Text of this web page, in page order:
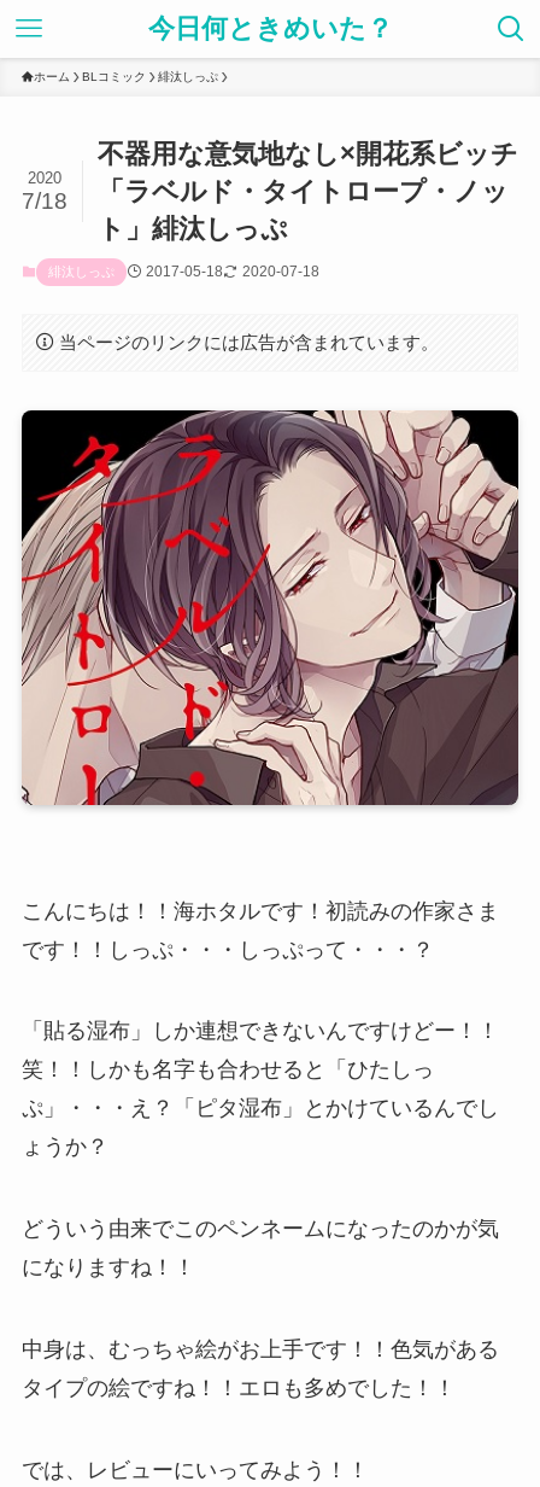
今日何ときめいた？
ホーム BLコミック 緋汰しっぷ
不器用な意気地なし×開花系ビッチ
「ラベルド・タイトロープ・ノッ
ト」緋汰しっぷ
2020
7/18
緋汰しっぷ 2017-05-18 2020-07-18
当ページのリンクには広告が含まれています。
こんにちは！！海ホタルです！初読みの作家さま
です！！しっぷ・・・しっぷって・・・？
「貼る湿布」しか連想できないんですけどー！！
笑！！しかも名字も合わせると「ひたしっ
ぷ」・・・え？「ピタ湿布」とかけているんでし
ょうか？
どういう由来でこのペンネームになったのかが気
になりますね！！
中身は、むっちゃ絵がお上手です！！色気がある
タイプの絵ですね！！エロも多めでした！！
では、レビューにいってみよう！！